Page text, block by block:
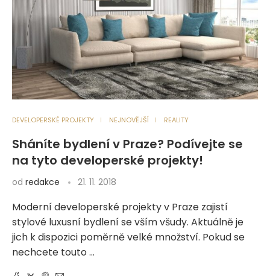
DEVELOPERSKÉ PROJEKTY NEJNOVĚJŠÍ REALITY
Sháníte bydlení v Praze? Podívejte se
na tyto developerské projekty!
od redakce 21. 11. 2018
Moderní developerské projekty v Praze zajistí
stylové luxusní bydlení se vším všudy. Aktuálně je
jich k dispozici poměrně velké množství. Pokud se
nechcete touto …